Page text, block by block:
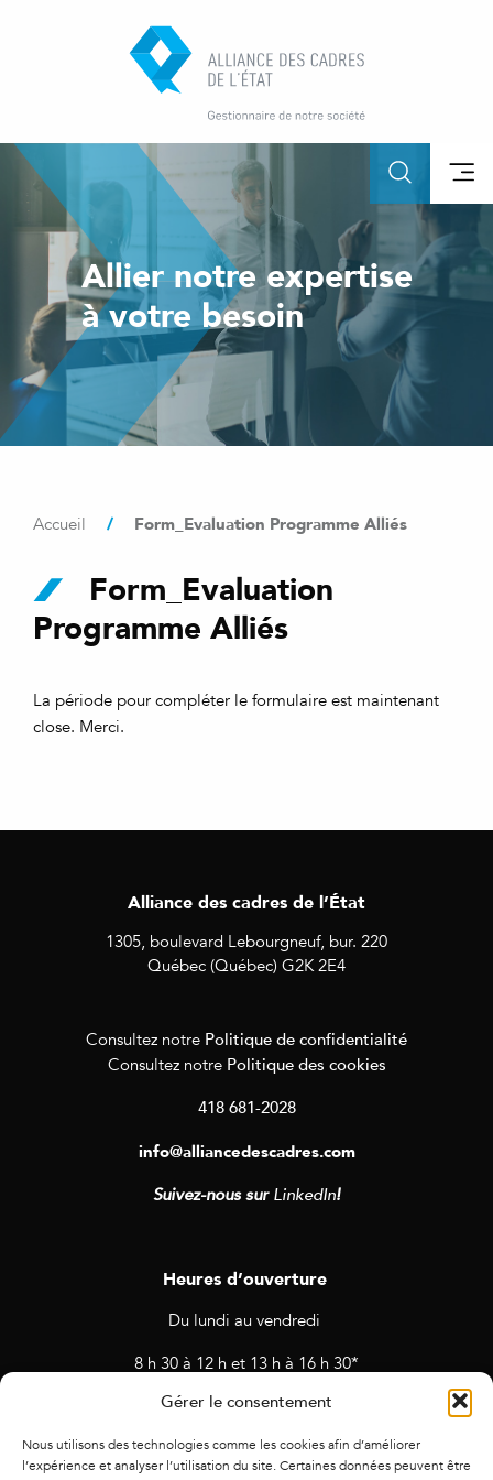
Gérer le consentement
Nous utilisons des technologies comme les cookies afin d’améliorer
l’expérience et analyser l’utilisation du site. Certaines données peuvent être
Allier notre expertise
à votre besoin
Accueil / Form_Evaluation Programme Alliés
Form_Evaluation
Programme Alliés
La période pour compléter le formulaire est maintenant
close. Merci.
Alliance des cadres de l’État
1305, boulevard Lebourgneuf, bur. 220
Québec (Québec) G2K 2E4
Consultez notre Politique de confidentialité
Consultez notre Politique des cookies
418 681-2028
info@alliancedescadres.com
Suivez-nous sur LinkedIn!
Heures d’ouverture
Du lundi au vendredi
8 h 30 à 12 h et 13 h à 16 h 30*
* Horaires sujets à changement en cas de rendez-vous et